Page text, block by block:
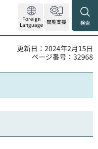
Foreign
Language 閲覧支援 検索
更新日：2024年2月15日
ページ番号：32968